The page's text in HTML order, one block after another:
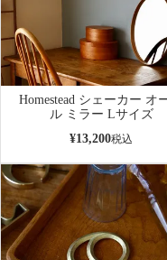
Homestead シェーカー オ
ル ミラー Lサイズ
¥13,200税込